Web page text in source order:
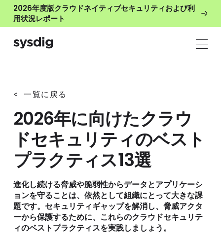
2026年度版クラウドネイティブセキュリティおよび利
用状況レポート
< 一覧に戻る
2026年に向けたクラウ
ドセキュリティのベスト
プラクティス13選
進化し続ける脅威や脆弱性からデータとアプリケーシ
ョンを守ることは、依然として組織にとって大きな課
題です。セキュリティギャップを解消し、脅威アクタ
ーから保護するために、これらのクラウドセキュリテ
ィのベストプラクティスを実践しましょう。